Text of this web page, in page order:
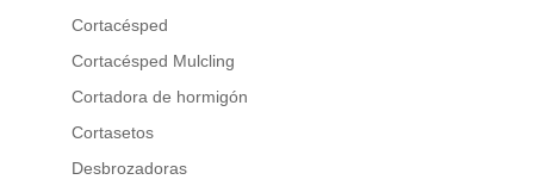
Cortacésped
Cortacésped Mulcling
Cortadora de hormigón
Cortasetos
Desbrozadoras